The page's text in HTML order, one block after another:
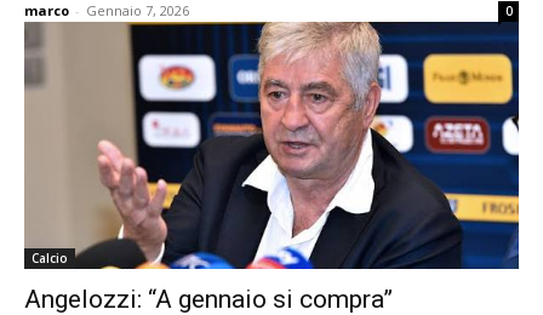
marco - Gennaio 7, 2026 0
Calcio
Angelozzi: “A gennaio si compra”